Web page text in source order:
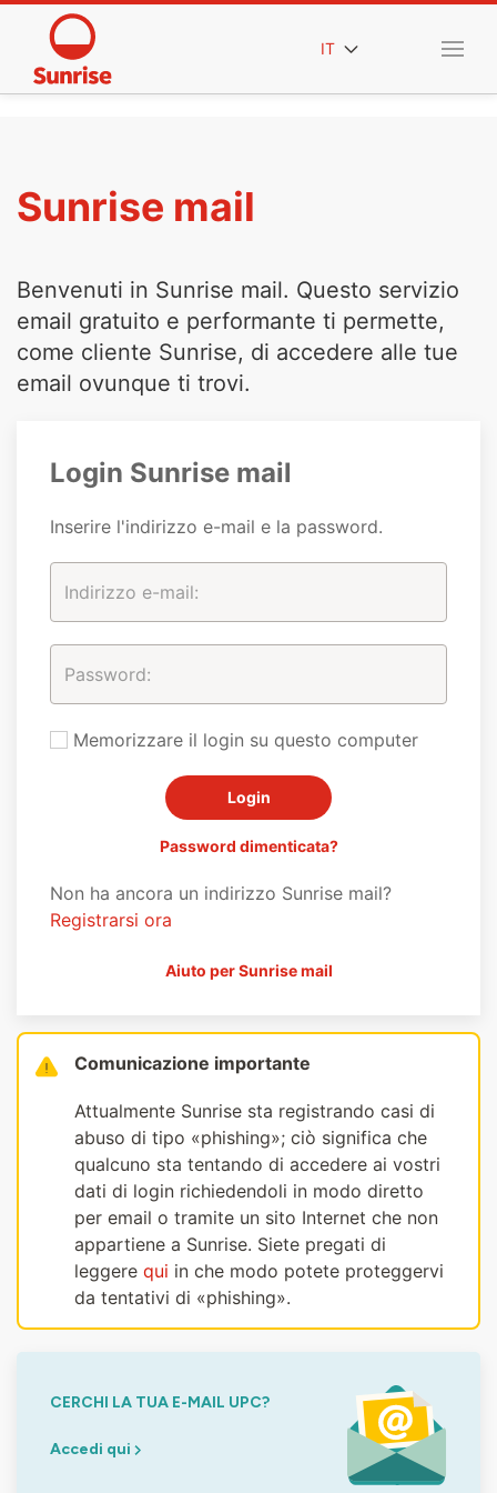
IT
Sunrise mail
Benvenuti in Sunrise mail. Questo servizio
email gratuito e performante ti permette,
come cliente Sunrise, di accedere alle tue
email ovunque ti trovi.
Login Sunrise mail
Inserire l'indirizzo e-mail e la password.
Memorizzare il login su questo computer
Password dimenticata?
Non ha ancora un indirizzo Sunrise mail?
Registrarsi ora
Aiuto per Sunrise mail
Comunicazione importante
Attualmente Sunrise sta registrando casi di
abuso di tipo «phishing»; ciò significa che
qualcuno sta tentando di accedere ai vostri
dati di login richiedendoli in modo diretto
per email o tramite un sito Internet che non
appartiene a Sunrise. Siete pregati di
leggere qui in che modo potete proteggervi
da tentativi di «phishing».
CERCHI LA TUA E-MAIL UPC?
Accedi qui